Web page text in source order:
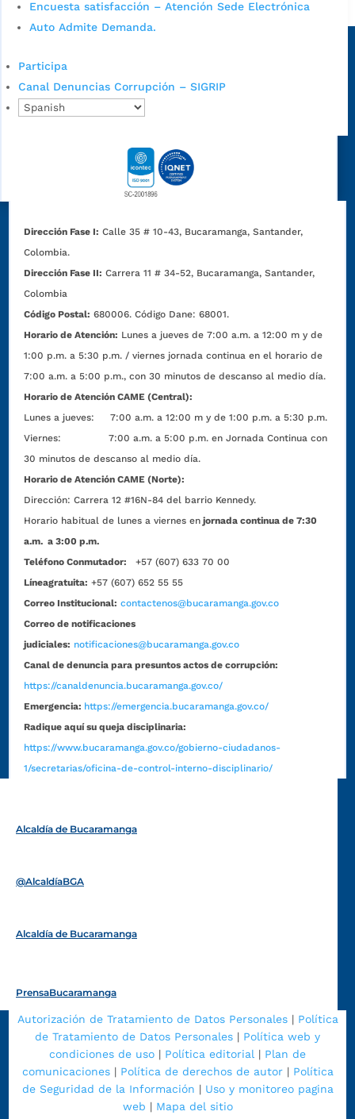
Encuesta satisfacción – Atención Sede Electrónica
Auto Admite Demanda.
Participa
Canal Denuncias Corrupción – SIGRIP
Alcaldía de Bucaramanga
Sede principal
Dirección Fase I: Calle 35 # 10-43, Bucaramanga, Santander,
Colombia.
Dirección Fase II: Carrera 11 # 34-52, Bucaramanga, Santander,
Colombia
Código Postal: 680006. Código Dane: 68001.
Horario de Atención: Lunes a jueves de 7:00 a.m. a 12:00 m y de
1:00 p.m. a 5:30 p.m. / viernes jornada continua en el horario de
7:00 a.m. a 5:00 p.m., con 30 minutos de descanso al medio día.
Horario de Atención CAME (Central):
Lunes a jueves: 7:00 a.m. a 12:00 m y de 1:00 p.m. a 5:30 p.m.
Viernes: 7:00 a.m. a 5:00 p.m. en Jornada Continua con
30 minutos de descanso al medio día.
Horario de Atención CAME (Norte):
Dirección:Carrera 12 #16N-84 del barrio Kennedy.
Horario habitual de lunes a viernes en jornada continua de 7:30
a.m. a 3:00 p.m.
Teléfono Conmutador:
+57 (607) 633 70 00
Líneagratuita: +57 (607) 652 55 55
Correo Institucional: contactenos@bucaramanga.gov.co
Correo de notificaciones
judiciales: notificaciones@bucaramanga.gov.co
Canal de denuncia para presuntos actos de corrupción:
https://canaldenuncia.bucaramanga.gov.co/
Emergencia: https://emergencia.bucaramanga.gov.co/
Radique aquí su queja disciplinaria:
https://www.bucaramanga.gov.co/gobierno-ciudadanos-
1/secretarias/oficina-de-control-interno-disciplinario/
Alcaldía de Bucaramanga
@AlcaldíaBGA
Alcaldía de Bucaramanga
PrensaBucaramanga
Autorización de Tratamiento de Datos Personales| Política
de Tratamiento de Datos Personales | Política web y
condiciones de uso | Política editorial | Plan de
comunicaciones| Política de derechos de autor| Política
de Seguridad de la Información | Uso y monitoreo pagina
web | Mapa del sitio